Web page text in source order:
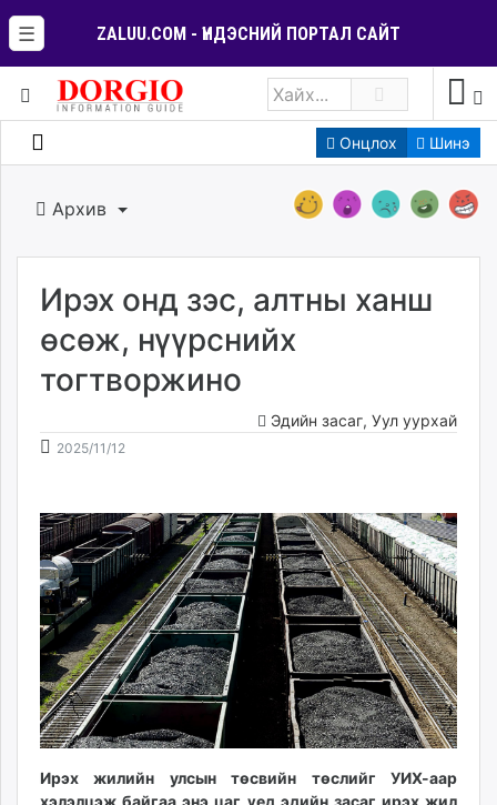
☰ ZALUU.COM - ҮНДЭСНИЙ ПОРТАЛ САЙТ